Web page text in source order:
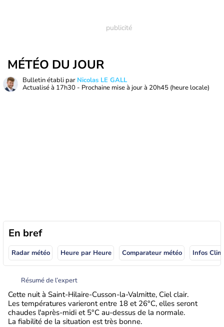
MÉTÉO DU JOUR
Bulletin établi par Nicolas LE GALL
Actualisé à 17h30 - Prochaine mise à jour à 20h45 (heure locale)
En bref
Radar météo Heure par Heure Comparateur météo Infos
Résumé de l’expert
Cette nuit à Saint-Hilaire-Cusson-la-Valmitte, Ciel clair.
Les températures varieront entre 18 et 26°C, elles seront
chaudes l'après-midi et 5°C au-dessus de la normale.
La fiabilité de la situation est très bonne.